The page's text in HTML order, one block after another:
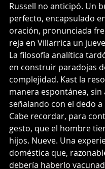
Russell no anticipó. Un
perfecto, encapsulado
oración, pronunciada
reja en Villarrica un
La filosofía analítica
en construir paradojas
complejidad. Kast la
manera espontánea, sin
señalando con el dedo a
Cabe recordar, para
gesto, que el hombre
hijos. Nueve. Una
doméstica que,
debería haberlo